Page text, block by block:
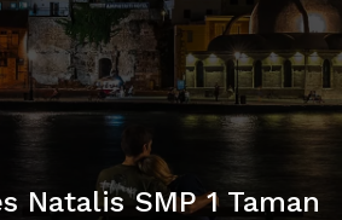
Natalis SMP 1 Taman